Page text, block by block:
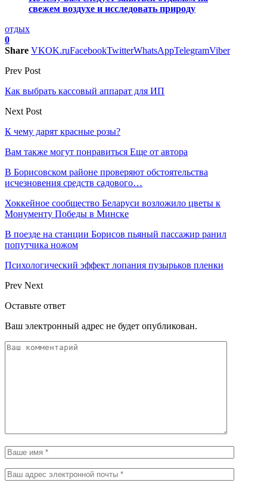
свежем воздухе и исследовать природу
отдых
0
Share VKOK.ruFacebookTwitterWhatsAppTelegramViber
Prev Post
Как выбрать кассовый аппарат для ИП
Next Post
К чему дарят красные розы?
Вам также могут понравиться Еще от автора
В Борисовском районе проверяют обстоятельства
исчезновения средств садового…
Хоккейное сообщество Беларуси возложило цветы к
Монументу Победы в Минске
В поезде на станции Борисов пьяный пассажир ранил
попутчика ножом
Психологический эффект лопания пузырьков пленки
Prev Next
Оставьте ответ
Ваш электронный адрес не будет опубликован.